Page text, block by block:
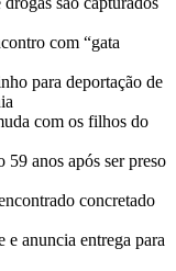
com “gata
para deportação de
com os filhos do
59 anos após ser preso
concretado
e anuncia entrega para